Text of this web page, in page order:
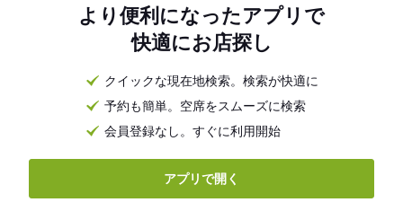
より便利になったアプリで
快適にお店探し
クイックな現在地検索。検索が快適に
予約も簡単。空席をスムーズに検索
会員登録なし。すぐに利用開始
アプリで開く